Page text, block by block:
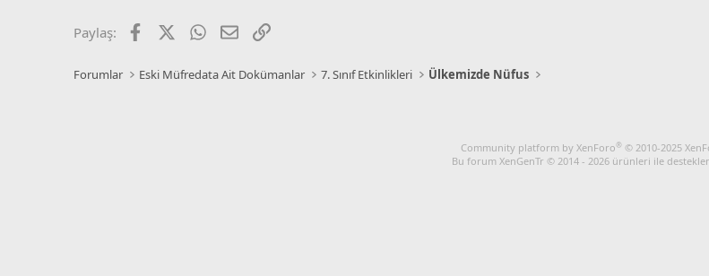
o
:
Paylaş: Facebook WhatsApp
E-postaLink
Forumlar Eski Müfredata Ait Dokümanlar 7. Sınıf Etkinlikleri Ülkemizde Nüfus
Community platform by XenForo® © 2010-2025
Bu forum XenGenTr © 2014 - 2026 ürünleri ile